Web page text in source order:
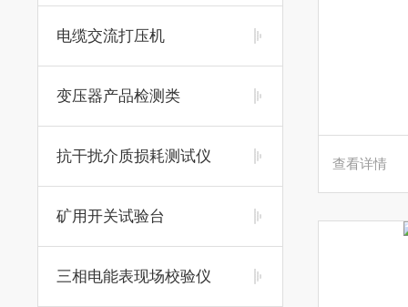
电缆交流打压机
变压器产品检测类
抗干扰介质损耗测试仪
矿用开关试验台
三相电能表现场校验仪
查看详情